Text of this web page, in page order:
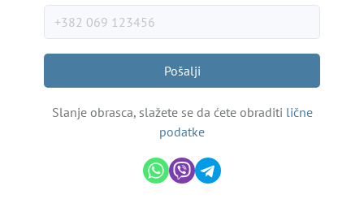
Pošalji
Slanje obrasca, slažete se da ćete obraditi lične
podatke